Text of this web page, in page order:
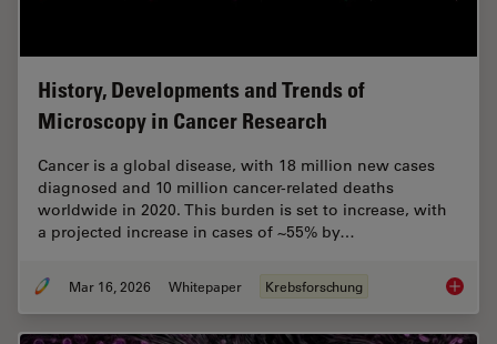
History, Developments and Trends of
Microscopy in Cancer Research
Cancer is a global disease, with 18 million new cases
diagnosed and 10 million cancer-related deaths
worldwide in 2020. This burden is set to increase, with
a projected increase in cases of ~55% by…
Mar 16, 2026 Whitepaper Krebsforschung